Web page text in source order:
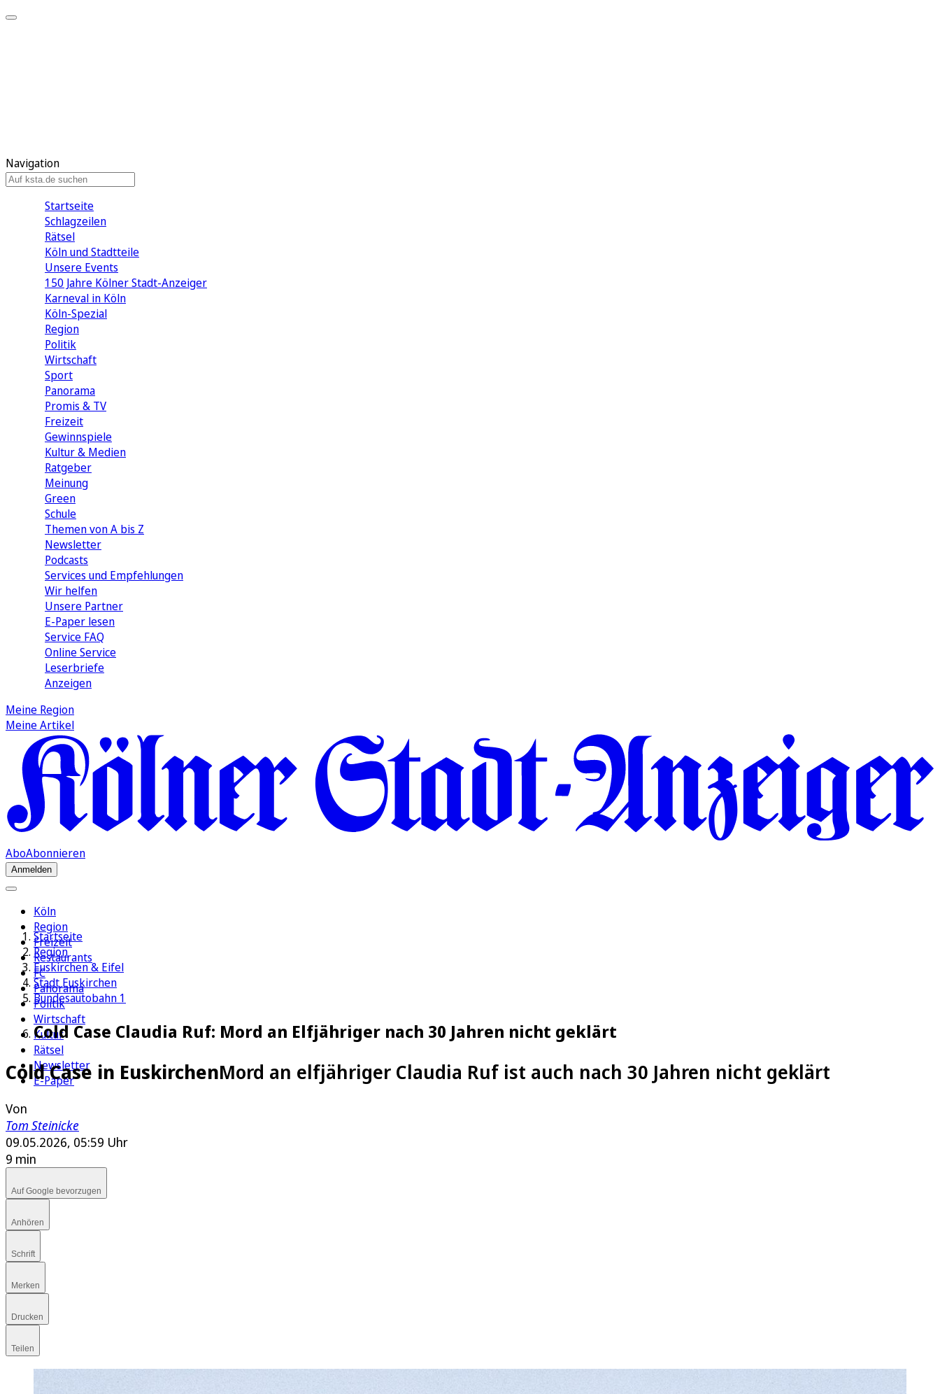
Navigation
Startseite
Schlagzeilen
Rätsel
Köln und Stadtteile
Unsere Events
150 Jahre Kölner Stadt-Anzeiger
Karneval in Köln
Köln-Spezial
Region
Politik
Wirtschaft
Sport
Panorama
Promis & TV
Freizeit
Gewinnspiele
Kultur & Medien
Ratgeber
Meinung
Green
Schule
Themen von A bis Z
Newsletter
Podcasts
Services und Empfehlungen
Wir helfen
Unsere Partner
E-Paper lesen
Service FAQ
Online Service
Leserbriefe
Anzeigen
Meine Region
Meine Artikel
AboAbonnieren
Anmelden
Köln
Region
Freizeit
Restaurants
FC
Panorama
Politik
Wirtschaft
Kultur
Rätsel
Newsletter
E-Paper
Startseite
Region
Euskirchen & Eifel
Stadt Euskirchen
Bundesautobahn 1
Cold Case Claudia Ruf: Mord an Elfjähriger nach 30 Jahren nicht geklärt
Cold Case in EuskirchenMord an elfjähriger Claudia Ruf ist auch nach 30 Jahren nicht geklärt
Von
Tom Steinicke
09.05.2026, 05:59 Uhr
9 min
Auf Google bevorzugen
Anhören
Schrift
Merken
Drucken
Teilen